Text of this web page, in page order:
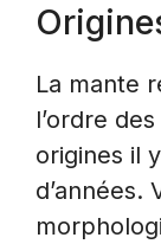
La mante
l’ordre des
origines il
d’années.